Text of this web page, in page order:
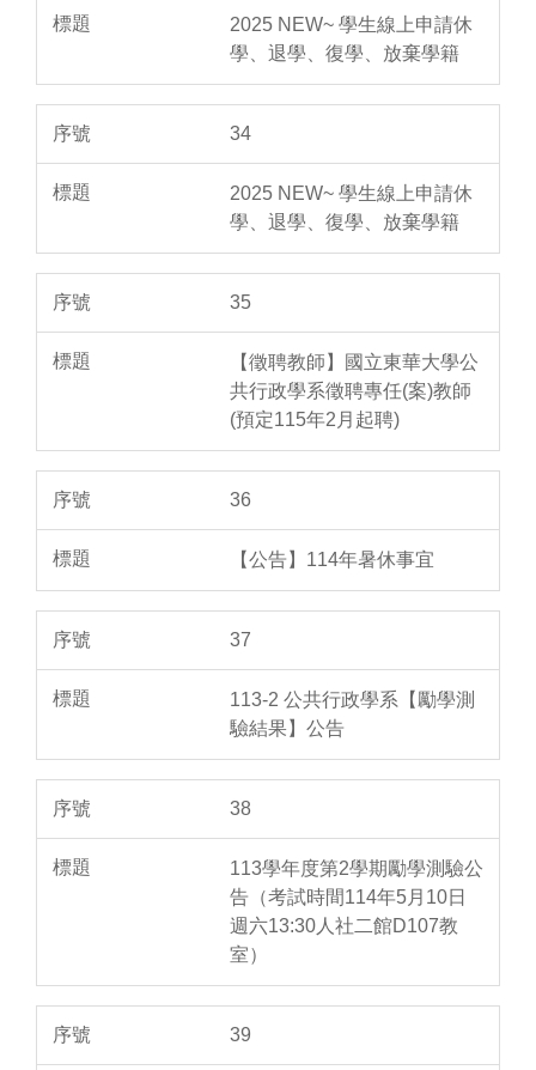
2025 NEW~ 學生線上申請休
學、退學、復學、放棄學籍
34
2025 NEW~ 學生線上申請休
學、退學、復學、放棄學籍
35
【徵聘教師】國立東華大學公
共行政學系徵聘專任(案)教師
(預定115年2月起聘)
36
【公告】114年暑休事宜
37
113-2 公共行政學系【勵學測
驗結果】公告
38
113學年度第2學期勵學測驗公
告（考試時間114年5月10日
週六13:30人社二館D107教
室）
39